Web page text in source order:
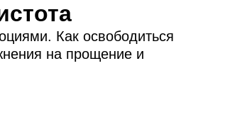
Как освободиться
на прощение и